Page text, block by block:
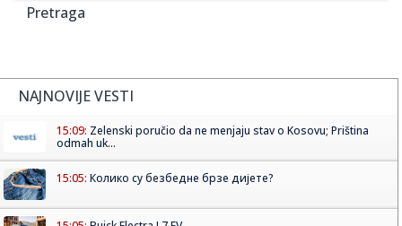
Pretraga
NAJNOVIJE VESTI
15:09: Zelenski poručio da ne menjaju stav o Kosovu; Priština
odmah uk...
15:05: Колико су безбедне брзе дијете?